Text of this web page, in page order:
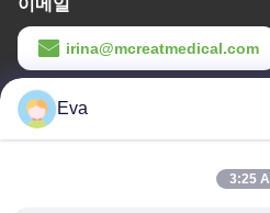
irina@mcreatmedical.com
일 시간Eva
3:25